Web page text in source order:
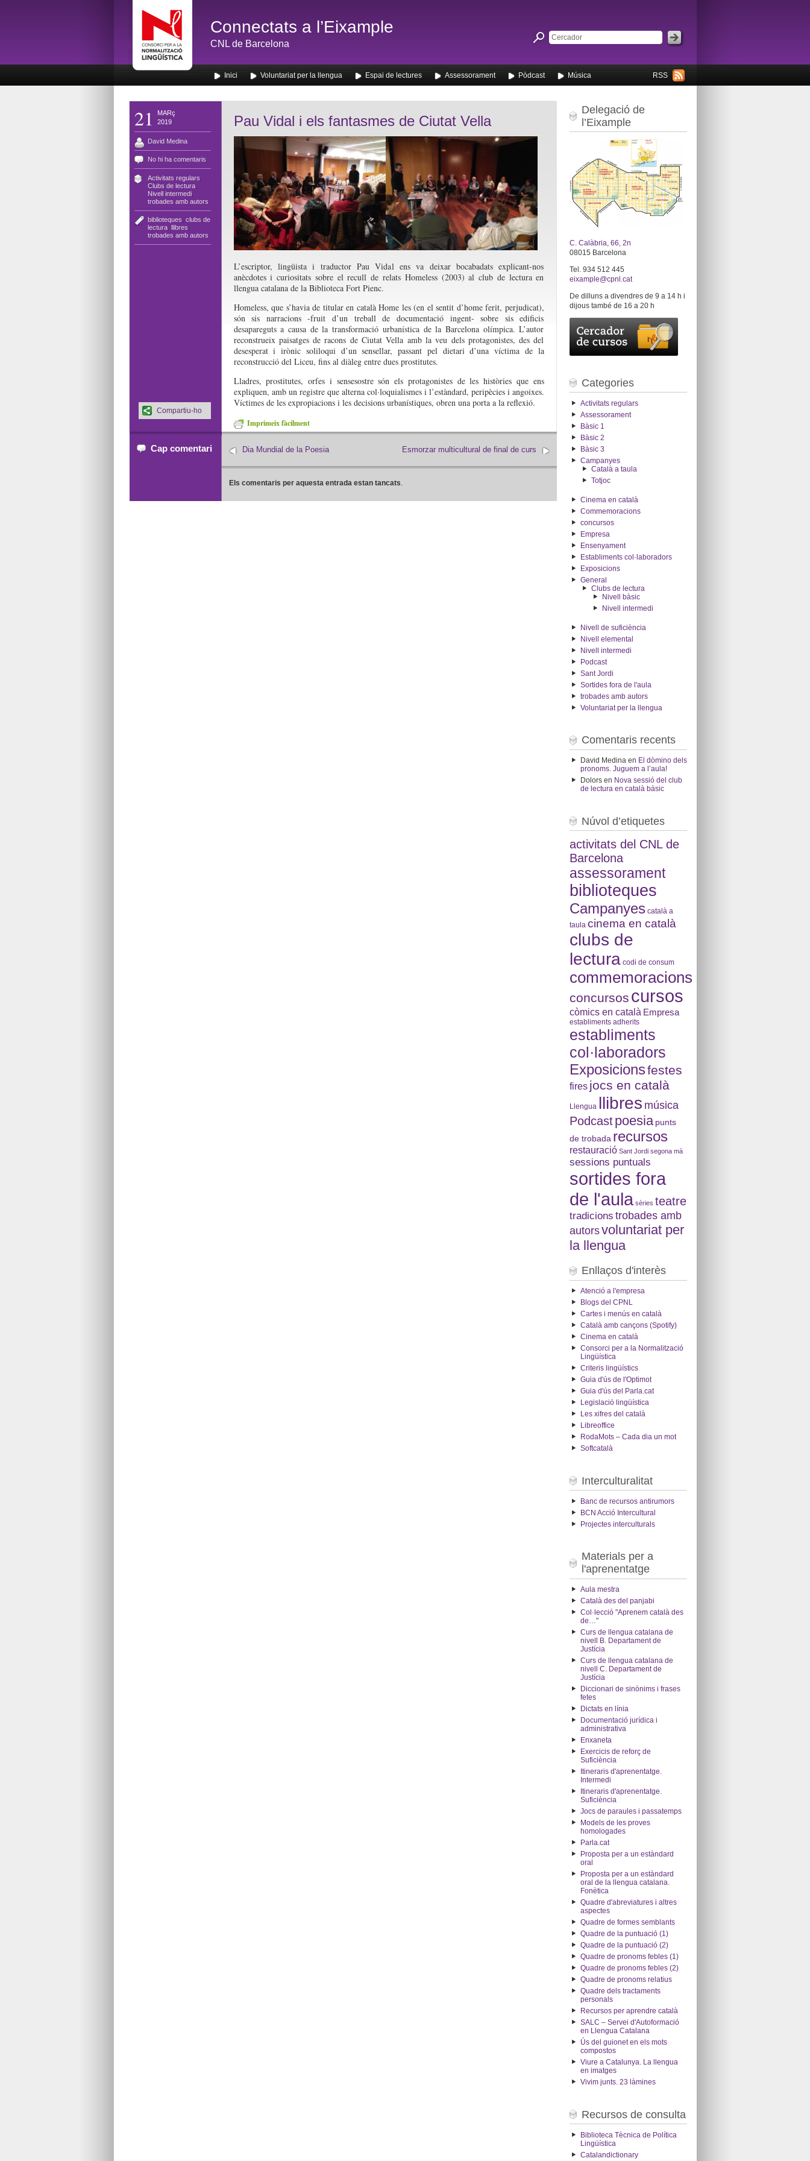
Connectats a l’Eixample
CNL de Barcelona
RSS
Inici Voluntariat per la llengua Espai de lectures Assessorament Pòdcast Música
21
MARç
2019
David Medina
No hi ha comentaris
Activitats regulars
Clubs de lectura,
Nivell intermedi,
trobades amb autors
biblioteques clubs de
lectura, llibres
trobades amb autors
Pau Vidal i els fantasmes de Ciutat Vella
L’escriptor, lingüista i traductor Pau Vidal ens va deixar bocabadats explicant-nos
anècdotes i curiositats sobre el recull de relats Homeless (2003) al club de lectura en
llengua catalana de la Biblioteca Fort Pienc.
Homeless, que s’havia de titular en català Home les (en el sentit d’home ferit, perjudicat),
són sis narracions -fruit d’un treball de documentació ingent- sobre sis edificis
desapareguts a causa de la transformació urbanística de la Barcelona olímpica. L’autor
reconstrueix paisatges de racons de Ciutat Vella amb la veu dels protagonistes, des del
desesperat i irònic soliloqui d’un sensellar, passant pel dietari d’una víctima de la
reconstrucció del Liceu, fins al diàleg entre dues prostitutes.
Lladres, prostitutes, orfes i sensesostre són els protagonistes de les històries que ens
expliquen, amb un registre que alterna col·loquialismes i l’estàndard, peripècies i angoixes.
Víctimes de les expropiacions i les decisions urbanístiques, obren una porta a la reflexió.
Imprimeix fàcilment
Compartiu-ho
Cap comentari Esmorzar multicultural de final de curs
Dia Mundial de la Poesia
Els comentaris per aquesta entrada estan tancats.
Delegació de
l’Eixample
C. Calàbria, 66, 2n
08015 Barcelona
Tel. 934 512 445
eixample@cpnl.cat
De dilluns a divendres de 9 a 14 h i
dijous també de 16 a 20 h
Categories
Activitats regulars
Assessorament
Bàsic 1
Bàsic 2
Bàsic 3
Campanyes
Català a taula
Totjoc
Cinema en català
Commemoracions
concursos
Empresa
Ensenyament
Establiments col·laboradors
Exposicions
General
Clubs de lectura
Nivell bàsic
Nivell intermedi
Nivell de suficiència
Nivell elemental
Nivell intermedi
Podcast
Sant Jordi
Sortides fora de l'aula
trobades amb autors
Voluntariat per la llengua
Comentaris recents
David Medinaen El dòmino dels
pronoms. Juguem a l’aula!
Dolorsen Nova sessió del club
de lectura en català bàsic
Núvol d’etiquetes
activitats del CNL de
Barcelona
assessorament
biblioteques
Campanyes català a
taula cinema en català
clubs de
lectura codi de consum
commemoracions
concursos cursos
còmics en català Empresa
establiments adherits
establiments
col·laboradors
Exposicionsfestes
fires jocs en català
Llengua llibres música
Podcast poesia punts
de trobada recursos
restauració Sant Jordi segona mà
sessions puntuals
sortides fora
de l'aula sèries teatre
tradicions trobades amb
autorsvoluntariat per
la llengua
Enllaços d'interès
Atenció a l'empresa
Blogs del CPNL
Cartes i menús en català
Català amb cançons (Spotify)
Cinema en català
Consorci per a la Normalització
Lingüística
Criteris lingüístics
Guia d'ús de l'Optimot
Guia d'ús del Parla.cat
Legislació lingüística
Les xifres del català
Libreoffice
RodaMots – Cada dia un mot
Softcatalà
Interculturalitat
Banc de recursos antirumors
BCN Acció Intercultural
Projectes interculturals
Materials per a
l'aprenentatge
Aula mestra
Català des del panjabi
Col·lecció "Aprenem català des
de…"
Curs de llengua catalana de
nivell B. Departament de
Justícia
Curs de llengua catalana de
nivell C. Departament de
Justícia
Diccionari de sinònims i frases
fetes
Dictats en línia
Documentació jurídica i
administrativa
Enxaneta
Exercicis de reforç de
Suficiència
Itineraris d'aprenentatge.
Intermedi
Itineraris d'aprenentatge.
Suficiència
Jocs de paraules i passatemps
Models de les proves
homologades
Parla.cat
Proposta per a un estàndard
oral
Proposta per a un estàndard
oral de la llengua catalana.
Fonètica
Quadre d'abreviatures i altres
aspectes
Quadre de formes semblants
Quadre de la puntuació (1)
Quadre de la puntuació (2)
Quadre de pronoms febles (1)
Quadre de pronoms febles (2)
Quadre de pronoms relatius
Quadre dels tractaments
personals
Recursos per aprendre català
SALC – Servei d'Autoformació
en Llengua Catalana
Ús del guionet en els mots
compostos
Viure a Catalunya. La llengua
en imatges
Vivim junts. 23 làmines
Recursos de consulta
Biblioteca Tècnica de Política
Lingüística
Catalandictionary